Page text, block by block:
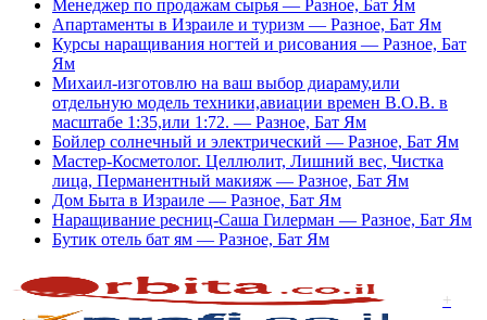
Менеджер по продажам сырья — Разное, Бат Ям
Апартаменты в Израиле и туризм — Разное, Бат Ям
Курсы наращивания ногтей и рисования — Разное, Бат
Ям
Михаил-изготовлю на ваш выбор диараму,или
отдельную модель техники,авиации времен В.О.В. в
масштабе 1:35,или 1:72. — Разное, Бат Ям
Бойлер солнечный и электрический — Разное, Бат Ям
Мастер-Косметолог. Целлюлит, Лишний вес, Чистка
лица, Перманентный макияж — Разное, Бат Ям
Дом Быта в Израиле — Разное, Бат Ям
Наращивание ресниц-Саша Гилерман — Разное, Бат Ям
Бутик отель бат ям — Разное, Бат Ям
+